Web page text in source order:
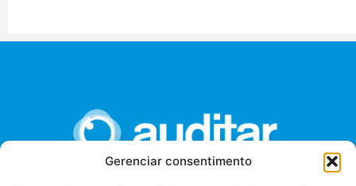
Gerenciar consentimento